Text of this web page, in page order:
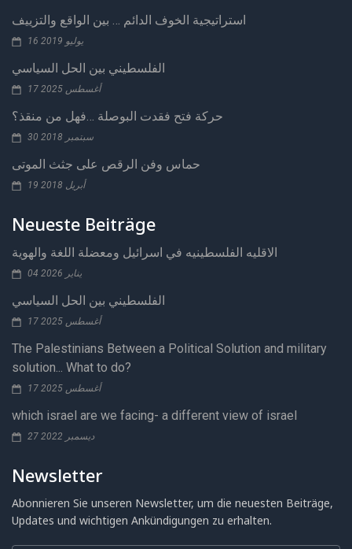
استراتيجية الخوف الدائم … بين الواقع والتزييف
16 يوليو 2019
الفلسطيني بين الحل السياسي
17 أغسطس 2025
حركة فتح فقدت البوصلة …فهل من منقذ؟
30 سبتمبر 2018
حماس وفن الرقص على جثث الموتى
19 أبريل 2018
Neueste Beiträge
الاقليه الفلسطينيه في اسرائيل ومعضلة اللغة والهوية
04 يناير 2026
الفلسطيني بين الحل السياسي
17 أغسطس 2025
The Palestinians Between a Political Solution and military
solution... What to do?
17 أغسطس 2025
which israel are we facing- a different view of israel
27 ديسمبر 2022
Newsletter
Abonnieren Sie unseren Newsletter, um die neuesten Beiträge,
Updates und wichtigen Ankündigungen zu erhalten.